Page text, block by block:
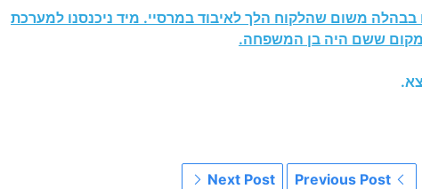
בבהלה משום שהלקוח הלך לאיבוד במרסיי. מיד ניכנסנו למערכת
למקום ששם היה בן המשפחה.
Next Post